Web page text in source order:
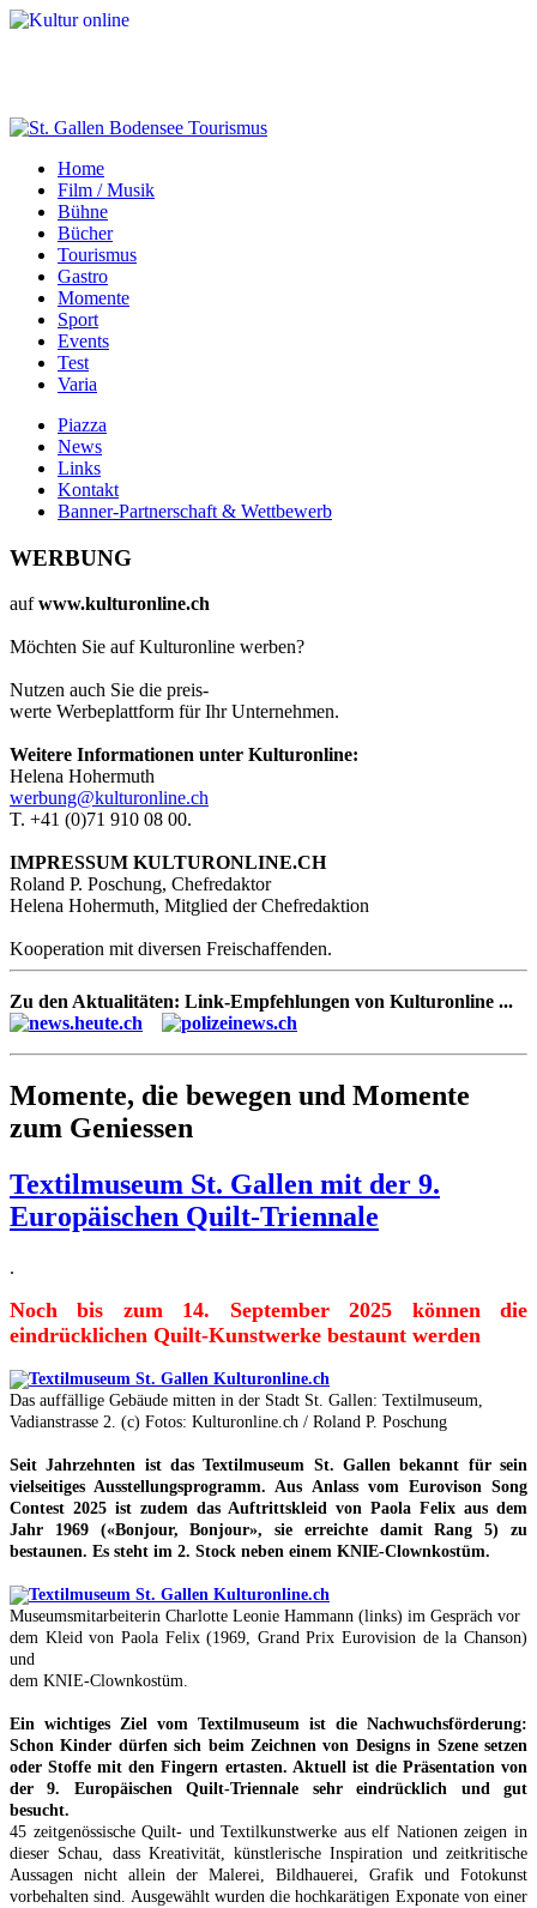
Home
Film / Musik
Bühne
Bücher
Tourismus
Gastro
Momente
Sport
Events
Test
Varia
Piazza
News
Links
Kontakt
Banner-Partnerschaft & Wettbewerb
WERBUNG
aufwww.kulturonline.ch
Möchten Sie auf Kulturonline werben?
Nutzen auch Sie die preis-
werte Werbeplattform für Ihr Unternehmen.
Weitere Informationen unter Kulturonline:
Helena Hohermuth
werbung@kulturonline.ch
T. +41 (0)71 910 08 00.
IMPRESSUM KULTURONLINE.CH
Roland P. Poschung, Chefredaktor
Helena Hohermuth, Mitglied der Chefredaktion
Kooperation mit diversen Freischaffenden.
Zu den Aktualitäten: Link-Empfehlungen von Kulturonline ...
Momente, die bewegen und Momente
zum Geniessen
Textilmuseum St. Gallen mit der 9.
Europäischen Quilt-Triennale
.
Noch bis zum 14. September 2025 können die
eindrücklichen Quilt-Kunstwerke bestaunt werden
Das auffällige Gebäude mitten in der Stadt St. Gallen: Textilmuseum,
Vadianstrasse 2. (c) Fotos: Kulturonline.ch / Roland P. Poschung
Seit Jahrzehnten ist das Textilmuseum St. Gallen bekannt für sein
vielseitiges Ausstellungsprogramm. Aus Anlass vom Eurovison Song
Contest 2025 ist zudem das Auftrittskleid von Paola Felix aus dem
Jahr 1969 («Bonjour, Bonjour», sie erreichte damit Rang 5) zu
bestaunen. Es steht im 2. Stock neben einem KNIE-Clownkostüm.
Museumsmitarbeiterin Charlotte Leonie Hammann (links) im Gespräch vor
dem Kleid von Paola Felix (1969, Grand Prix Eurovision de la Chanson)
und
dem KNIE-Clownkostüm.
Ein wichtiges Ziel vom Textilmuseum ist die Nachwuchsförderung:
Schon Kinder dürfen sich beim Zeichnen von Designs in Szene setzen
oder Stoffe mit den Fingern ertasten. Aktuell ist die Präsentation von
der 9. Europäischen Quilt-Triennale sehr eindrücklich und gut
besucht.
45 zeitgenössische Quilt- und Textilkunstwerke aus elf Nationen zeigen in
dieser Schau, dass Kreativität, künstlerische Inspiration und zeitkritische
Aussagen nicht allein der Malerei, Bildhauerei, Grafik und Fotokunst
vorbehalten sind. Ausgewählt wurden die hochkarätigen Exponate von einer